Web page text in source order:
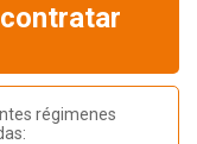
régimenes